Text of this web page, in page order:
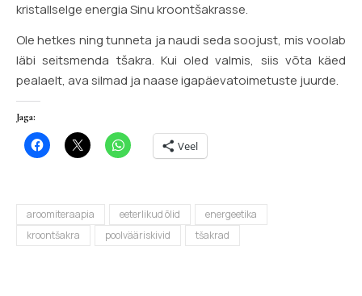
kristallselge energia Sinu kroontšakrasse.
Ole hetkes ning tunneta ja naudi seda soojust, mis voolab
läbi seitsmenda tšakra. Kui oled valmis, siis võta käed
pealaelt, ava silmad ja naase igapäevatoimetuste juurde.
Jaga:
Veel
aroomiteraapia eeterlikud õlid
energeetika
kroontšakra
poolvääriskivid tšakrad